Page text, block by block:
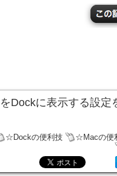
Dockに表示する設定
☆Dockの便利技 ☆Macの便